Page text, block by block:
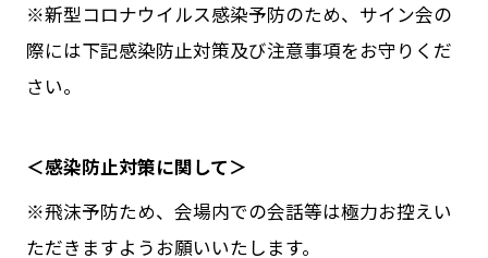
※新型コロナウイルス感染予防のため、サイン会の
際には下記感染防止対策及び注意事項をお守りくだ
さい。
＜感染防止対策に関して＞
※飛沫予防ため、会場内での会話等は極力お控えい
ただきますようお願いいたします。